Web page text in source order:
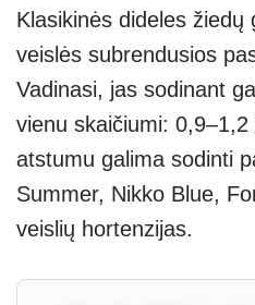
Klasikinės dideles
veislės subrendusios
Vadinasi, jas sodinant
vienu skaičiumi:
atstumu galima sodinti
Summer, Nikko Blue,
veislių hortenzijas.